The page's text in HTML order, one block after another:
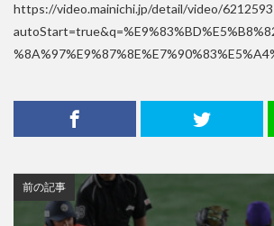
https://video.mainichi.jp/detail/video/
前の記事